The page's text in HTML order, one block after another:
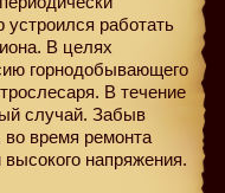
работать
В целях
горнодобывающего
В течение
случай. Забыв
во время ремонта
напряжения.